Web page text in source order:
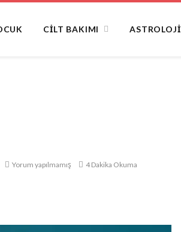
CILT BAKIMI ASTROLOJI
Yorum yapılmamış 4 Dakika Okuma